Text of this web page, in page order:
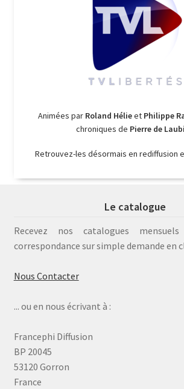
Animées par Roland Hélieet Philippe
chroniques de Pierre de
Retrouvez-les désormais en rediffusion
Le catalogue
Recevez nos catalogues
correspondance sur simple demande en
Nous Contacter
... ou en nous écrivant à :
Francephi Diffusion
BP 20045
53120 Gorron
France